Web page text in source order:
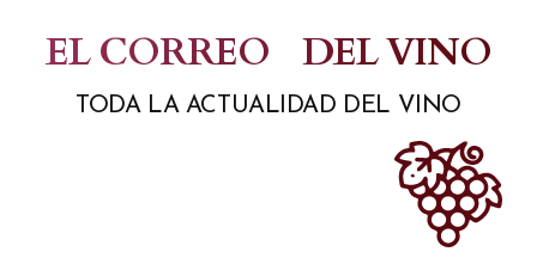
contenido
EL CORREO DEL VINO
TODA LA ACTUALIDAD DEL VINO